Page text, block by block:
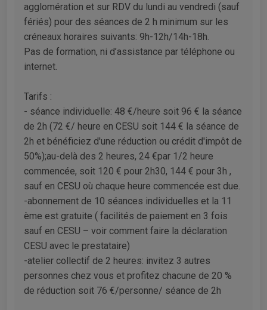
agglomération et sur RDV du lundi au vendredi (sauf
fériés) pour des séances de 2 h minimum sur les
créneaux horaires suivants: 9h-12h/14h-18h.
Pas de formation, ni d’assistance par téléphone ou
internet.
Tarifs :
- séance individuelle: 48 €/heure soit 96 € la séance
de 2h (72 €/ heure en CESU soit 144 € la séance de
2h et bénéficiez d'une réduction ou crédit d'impôt de
50%);au-delà des 2 heures, 24 €par 1/2 heure
commencée, soit 120 € pour 2h30, 144 € pour 3h ,
sauf en CESU où chaque heure commencée est due.
-abonnement de 10 séances individuelles et la 11
ème est gratuite ( facilités de paiement en 3 fois
sauf en CESU – voir comment faire la déclaration
CESU avec le prestataire)
-atelier collectif de 2 heures: invitez 3 autres
personnes chez vous et profitez chacune de 20 %
de réduction soit 76 €/personne/ séance de 2h